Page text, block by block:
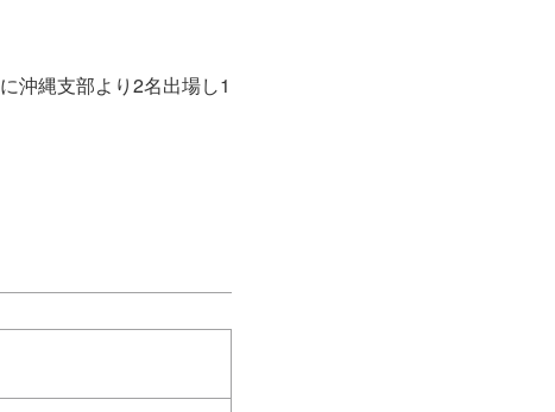
沖縄支部より2名出場し1